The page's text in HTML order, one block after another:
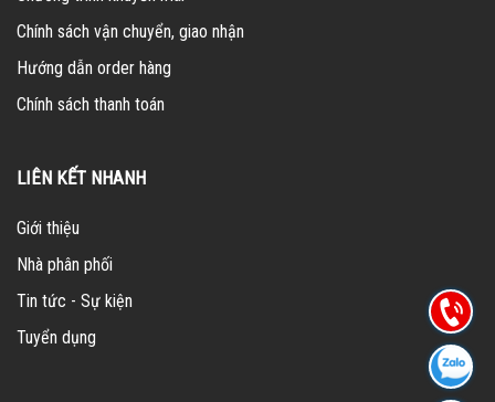
Chính sách vận chuyển, giao nhận
Hướng dẫn order hàng
Chính sách thanh toán
LIÊN KẾT NHANH
Giới thiệu
Nhà phân phối
Tin tức - Sự kiện
Tuyển dụng